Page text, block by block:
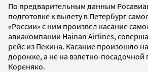
По предварительным данным
подготовке к вылету в Петербург
«России» с ним произвел касание
авиакомпании Hainan Airlines,
рейс из Пекина. Касание произошло
дорожке, а не на взлетно-посадочной
Кореняко.